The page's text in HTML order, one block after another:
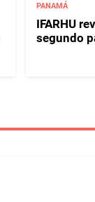
PANAMÁ
IFARHU
segundo